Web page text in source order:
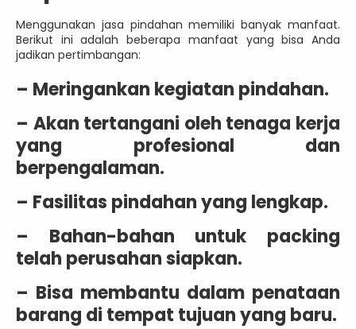
Menggunakan jasa pindahan memiliki banyak manfaat.
Berikut ini adalah beberapa manfaat yang bisa Anda
jadikan pertimbangan:
– Meringankan kegiatan pindahan.
– Akan tertangani oleh tenaga kerja
yang profesional dan
berpengalaman.
– Fasilitas pindahan yang lengkap.
– Bahan-bahan untuk packing
telah perusahan siapkan.
– Bisa membantu dalam penataan
barang di tempat tujuan yang baru.